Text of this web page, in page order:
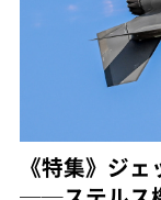
《特集》ジ